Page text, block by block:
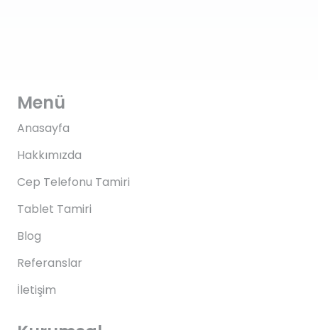
Menü
Anasayfa
Hakkımızda
Cep Telefonu Tamiri
Tablet Tamiri
Blog
Referanslar
İletişim